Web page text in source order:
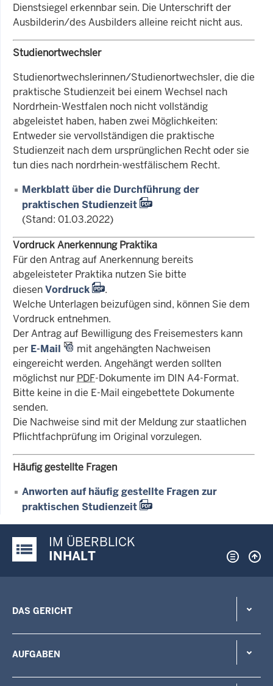
Dienstsiegel erkennbar sein. Die Unterschrift der
Ausbilderin/des Ausbilders alleine reicht nicht aus.
Studienortwechsler
Studienortwechslerinnen/Studienortwechsler, die die
praktische Studienzeit bei einem Wechsel nach
Nordrhein-Westfalen noch nicht vollständig
abgeleistet haben, haben zwei Möglichkeiten:
Entweder sie vervollständigen die praktische
Studienzeit nach dem ursprünglichen Recht oder sie
tun dies nach nordrhein-westfälischem Recht.
Merkblatt über die Durchführung der
praktischen Studienzeit
(Stand: 01.03.2022)
Vordruck Anerkennung Praktika
Für den Antrag auf Anerkennung bereits
abgeleisteter Praktika nutzen Sie bitte
diesenVordruck
.
Welche Unterlagen beizufügen sind, können Sie dem
Vordruck entnehmen.
Der Antrag auf Bewilligung des Freisemesters kann
per E-Mail
mit angehängten Nachweisen
eingereicht werden. Angehängt werden sollten
möglichst nur PDF-Dokumente im DIN A4-Format.
Bitte keine in die E-Mail eingebettete Dokumente
senden.
Die Nachweise sind mit der Meldung zur staatlichen
Pflichtfachprüfung im Original vorzulegen.
Häufig gestellte Fragen
Anworten auf häufig gestellte Fragen zur
praktischen Studienzeit
Justiz-Portal im Überblick:
IM ÜBERBLICK
INHALT
DAS GERICHT
AUFGABEN